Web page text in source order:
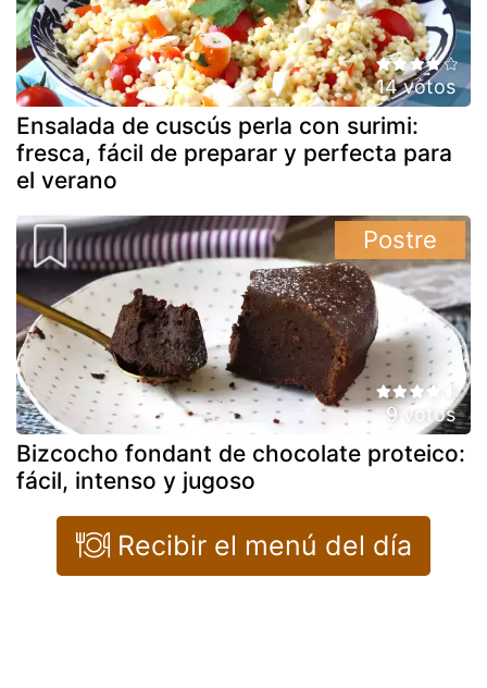
14 votos
Ensalada de cuscús perla con surimi:
fresca, fácil de preparar y perfecta para
el verano
9 votos
Bizcocho fondant de chocolate proteico:
fácil, intenso y jugoso
Postre
Recibir el menú del día